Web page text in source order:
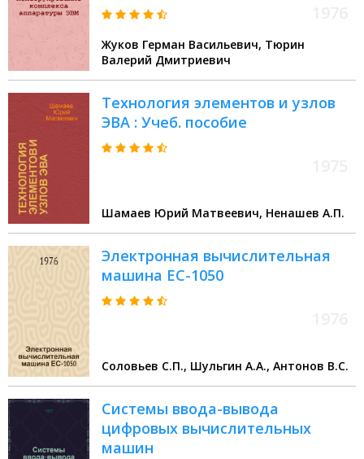
Жуков Герман Васильевич, Тюрин
Валерий Дмитриевич
Технология элементов и узлов
ЭВА : Учеб. пособие
Шамаев Юрий Матвеевич, Ненашев А.П.
Электронная вычислительная
машина ЕС-1050
Соловьев С.П., Шульгин А.А., Антонов В.С.
Системы ввода-вывода
цифровых вычислительных
машин